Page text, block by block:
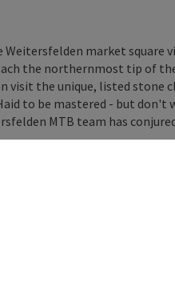
market square
the northernmost tip of
visit the unique, listed stone
to be mastered - but don't
MTB team has